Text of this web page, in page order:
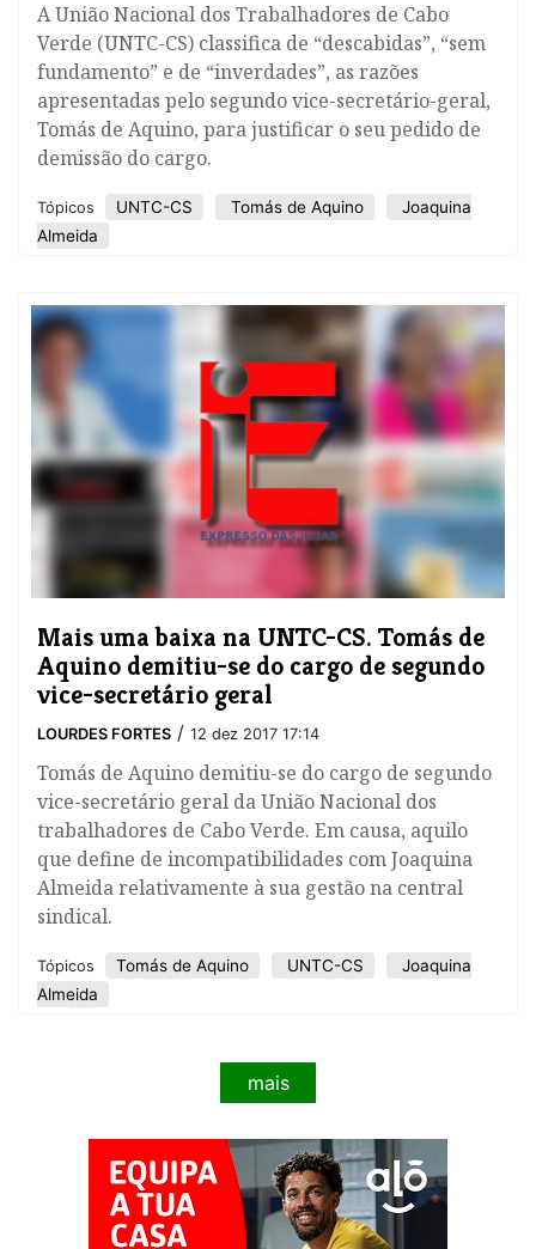
A União Nacional dos Trabalhadores de Cabo
Verde (UNTC-CS) classifica de “descabidas”, “sem
fundamento” e de “inverdades”, as razões
apresentadas pelo segundo vice-secretário-geral,
Tomás de Aquino, para justificar o seu pedido de
demissão do cargo.
Tópicos UNTC-CS Tomás de Aquino
Joaquina
Almeida
Mais uma baixa na UNTC-CS. Tomás de
Aquino demitiu-se do cargo de segundo
vice-secretário geral
LOURDES FORTES / 12 dez 2017 17:14
Tomás de Aquino demitiu-se do cargo de segundo
vice-secretário geral da União Nacional dos
trabalhadores de Cabo Verde. Em causa, aquilo
que define de incompatibilidades com Joaquina
Almeida relativamente à sua gestão na central
sindical.
Tópicos Tomás de Aquino UNTC-CS
Joaquina
Almeida
mais